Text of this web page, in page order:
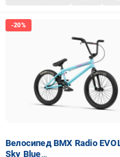
Велосипед BMX Radio
Sky Blue